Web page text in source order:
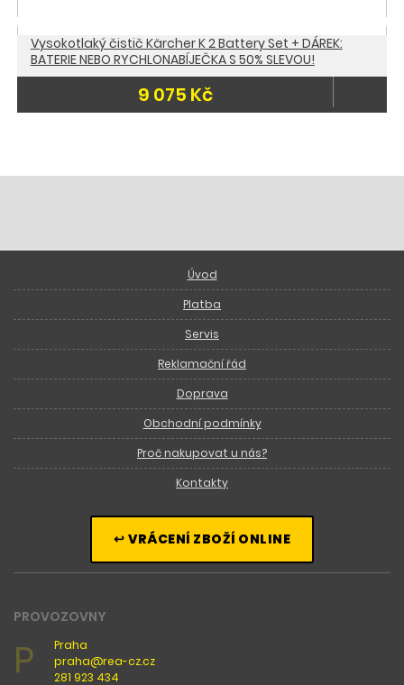
Vysokotlaký čistič Kärcher K 2 Battery Set + DÁREK:
BATERIE NEBO RYCHLONABÍJEČKA S 50% SLEVOU!
9 075 Kč
Úvod
Platba
Servis
Reklamační řád
Doprava
Obchodní podmínky
Proč nakupovat u nás?
Kontakty
↩ VRÁCENÍ ZBOŽÍ ONLINE
PROVOZOVNY
P
Praha
praha@rea-cz.cz
281 923 434